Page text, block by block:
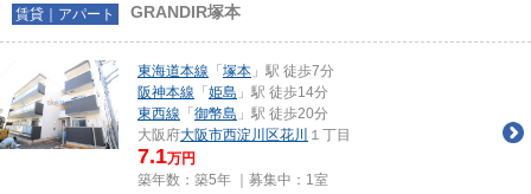
賃貸｜アパート GRANDIR塚本
東海道本線 「 塚本 」駅 徒歩7分
阪神本線 「 姫島 」駅 徒歩14分
東西線 「 御幣島 」駅 徒歩20分
大阪府大阪市西淀川区花川 １丁目
7.1万円
築年数：築5年 ｜募集中： 1室